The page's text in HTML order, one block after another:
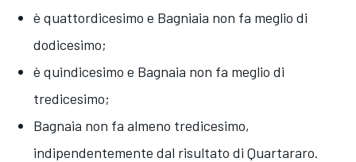
è quattordicesimo e Bagniaia non fa meglio di
dodicesimo;
è quindicesimo e Bagnaia non fa meglio di
tredicesimo;
Bagnaia non fa almeno tredicesimo,
indipendentemente dal risultato di Quartararo.